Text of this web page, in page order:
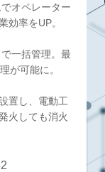
オペレーター
効率をUP。
一括管理。最
が可能に。
置し、電動工
火しても消火